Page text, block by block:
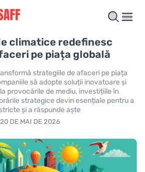
climatice redefinesc
pe piața globală
strategiile de afaceri pe piața
să adopte soluții inovatoare și
provocările de mediu, investițiile în
strategice devin esențiale pentru a
și a răspunde aște
20 DE MAI DE 2026